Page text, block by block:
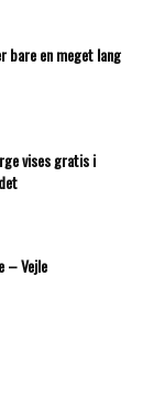
bare en meget lang
vises gratis i
– Vejle